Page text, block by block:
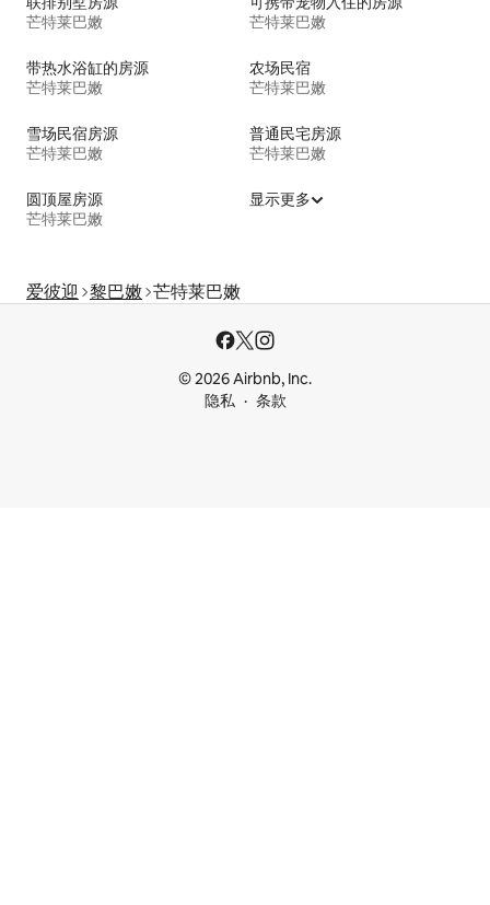
芒特莱巴嫩
芒特莱巴嫩
带热水浴缸的房源
芒特莱巴嫩
农场民宿
芒特莱巴嫩
雪场民宿房源
芒特莱巴嫩
普通民宅房源
芒特莱巴嫩
圆顶屋房源
芒特莱巴嫩
显示更多
爱彼迎 黎巴嫩 芒特莱巴嫩
© 2026 Airbnb, Inc.
隐私
条款